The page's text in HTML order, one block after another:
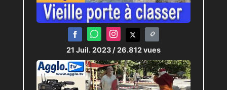
21 Juil. 2023 / 26.812 vues